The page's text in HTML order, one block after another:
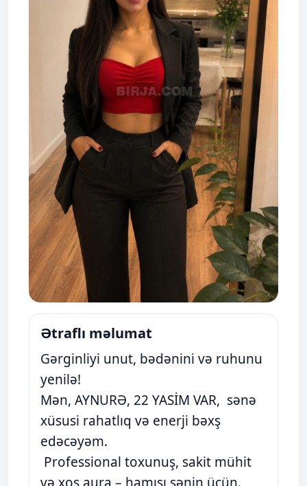
Ətraflı məlumat
Gərginliyi unut, bədənini və ruhunu
yenilə!
Mən, AYNURƏ, 22 YASİM VAR, sənə
xüsusi rahatlıq və enerji bəxş
edəcəyəm.
Professional toxunuş, sakit mühit